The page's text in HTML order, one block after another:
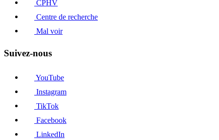
CPHV
Centre de recherche
Mal voir
Suivez-nous
YouTube
Instagram
TikTok
Facebook
LinkedIn